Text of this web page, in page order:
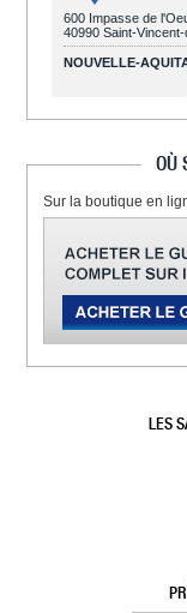
600 Impasse de
40990 Saint-
NOUVELLE-
OÙ
Sur la boutique en
LES